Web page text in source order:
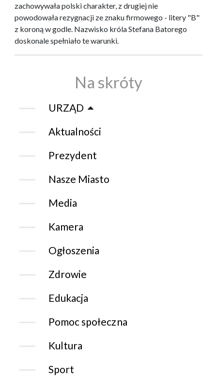
zachowywała polski charakter, z drugiej nie
powodowała rezygnacji ze znaku firmowego - litery "B"
z koroną w godle. Nazwisko króla Stefana Batorego
doskonale spełniało te warunki.
Na skróty
URZĄD
Aktualności
Prezydent
Nasze Miasto
Media
Kamera
Ogłoszenia
Zdrowie
Edukacja
Pomoc społeczna
Kultura
Sport